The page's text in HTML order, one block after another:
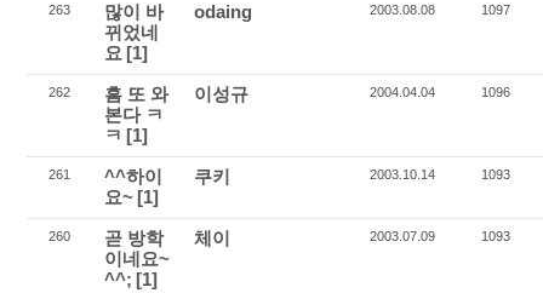
263
많이 바
뀌었네
요 [1]
odaing 2003.08.08 1097
262
흠 또 와
본다 ㅋ
ㅋ [1]
이성규 2004.04.04 1096
261
^^하이
요~ [1]
쿠키 2003.10.14 1093
260
곧 방학
이네요~
^^; [1]
체이 2003.07.09 1093